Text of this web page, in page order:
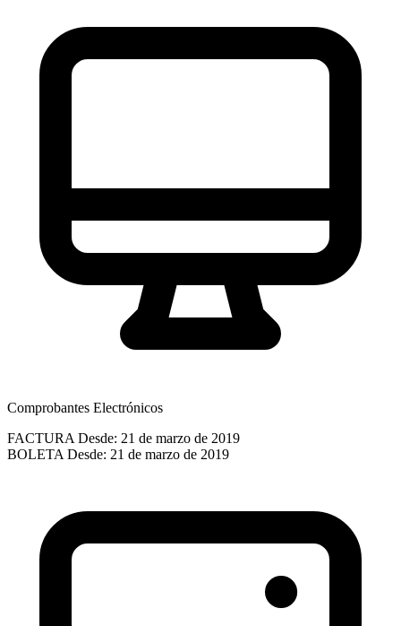
Comprobantes Electrónicos
FACTURA Desde: 21 de marzo de 2019
BOLETA Desde: 21 de marzo de 2019